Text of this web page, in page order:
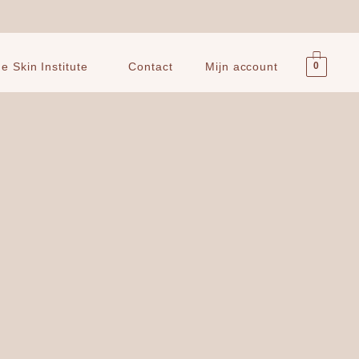
Skin Institute Contact Mijn account 0